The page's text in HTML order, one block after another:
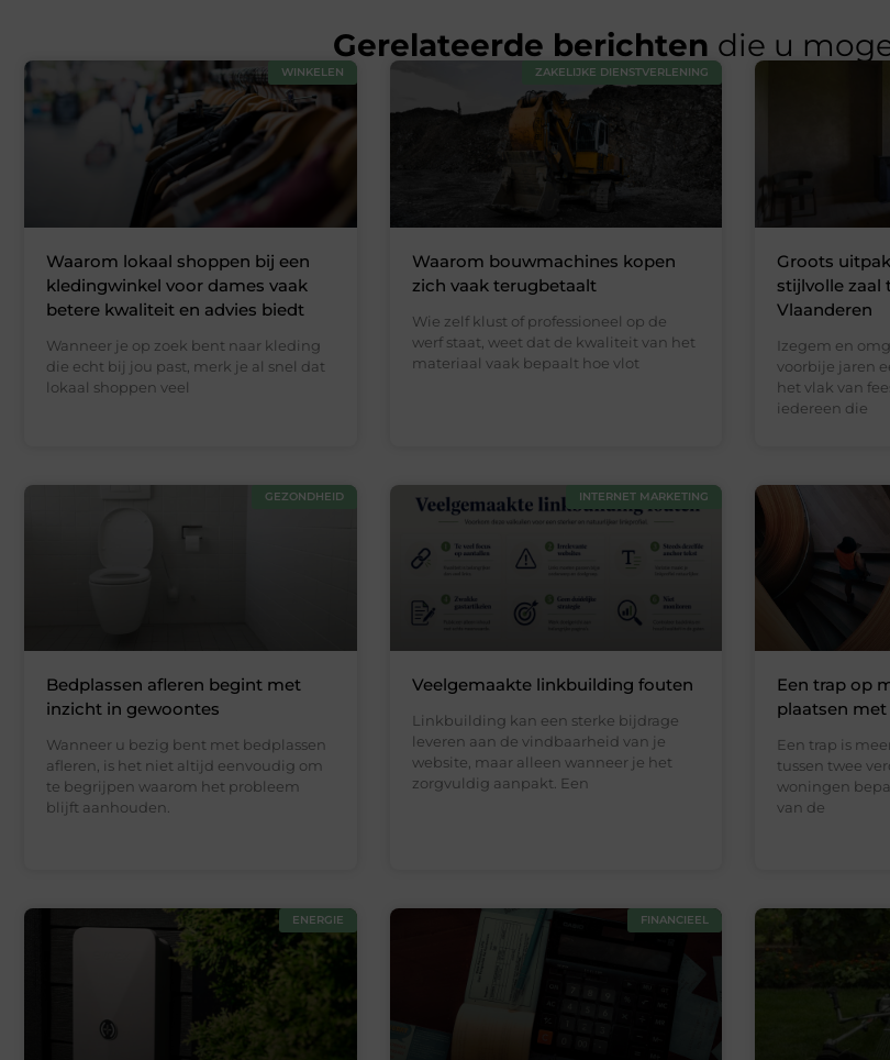
Gerelateerde berichten die u
WINKELEN
Waarom lokaal shoppen bij een
kledingwinkel voor dames vaak
betere kwaliteit en advies biedt
Wanneer je op zoek bent naar kleding
die echt bij jou past, merk je al snel dat
lokaal shoppen veel
ZAKELIJKE DIENSTVERLENING
Waarom bouwmachines kopen
zich vaak terugbetaalt
Wie zelf klust of professioneel op de
werf staat, weet dat de kwaliteit van het
materiaal vaak bepaalt hoe vlot
Groots
stijlvolle zaal
Vlaanderen
Izegem en
voorbije jaren
het vlak van
iedereen die
GEZONDHEID
Bedplassen afleren begint met
inzicht in gewoontes
Wanneer u bezig bent met bedplassen
afleren, is het niet altijd eenvoudig om
te begrijpen waarom het probleem
blijft aanhouden.
INTERNET MARKETING
Veelgemaakte linkbuilding fouten
Linkbuilding kan een sterke bijdrage
leveren aan de vindbaarheid van je
website, maar alleen wanneer je het
zorgvuldig aanpakt. Een
Een trap op
plaatsen
Een trap is
tussen twee
woningen
van de
ENERGIE FINANCIEEL